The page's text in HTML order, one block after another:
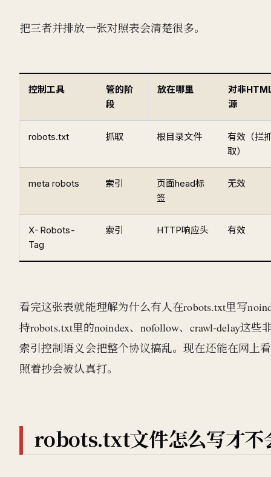
把三者并排放一张对照表会清楚很多。
控制工具
管的阶
段
放在哪里
对非
源
robots.txt 抓取 根目录文件
有效（拦
取）
meta robots 索引
页面head标
签
无效
X-Robots-
Tag
索引 HTTP响应头 有效
看完这张表就能理解为什么有人在robots.txt里写
持robots.txt里的noindex、nofollow、crawl-delay这
索引控制语义会把整个协议搞乱。现在还能在网上
照着抄会被认真打。
robots.txt文件怎么写才不